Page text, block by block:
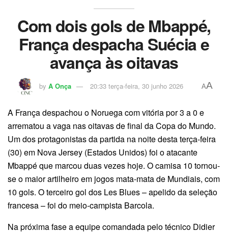
Com dois gols de Mbappé,
França despacha Suécia e
avança às oitavas
by A Onça 20:33 terça-feira, 30 junho 2026 AA
A França despachou o Noruega com vitória por 3 a 0 e
arrematou a vaga nas oitavas de final da Copa do Mundo.
Um dos protagonistas da partida na noite desta terça-feira
(30) em Nova Jersey (Estados Unidos) foi o atacante
Mbappé que marcou duas vezes hoje. O camisa 10 tornou-
se o maior artilheiro em jogos mata-mata de Mundiais, com
10 gols. O terceiro gol dos Les Blues – apelido da seleção
francesa – foi do meio-campista Barcola.
Na próxima fase a equipe comandada pelo técnico Didier